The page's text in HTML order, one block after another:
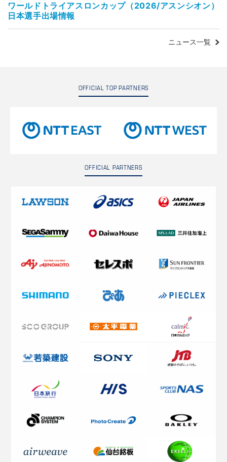
ワールドトライアスロンカップ（2026/アスンシオン）
日本選手出場情報
ニュース一覧
OFFICIAL TOP PARTNERS
OFFICIAL PARTNERS